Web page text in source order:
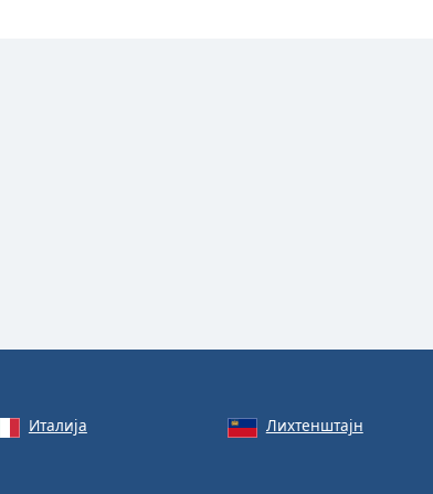
Италија Лихтенштајн